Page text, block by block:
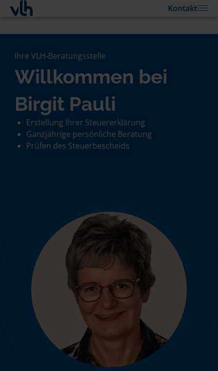
Kontakt
Ihre VLH-Beratungsstelle
Willkommen bei
Birgit Pauli
Erstellung Ihrer Steuererklärung
Ganzjährige persönliche Beratung
Prüfen des Steuerbescheids